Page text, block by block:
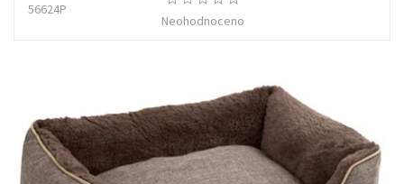
56624P
Neohodnoceno